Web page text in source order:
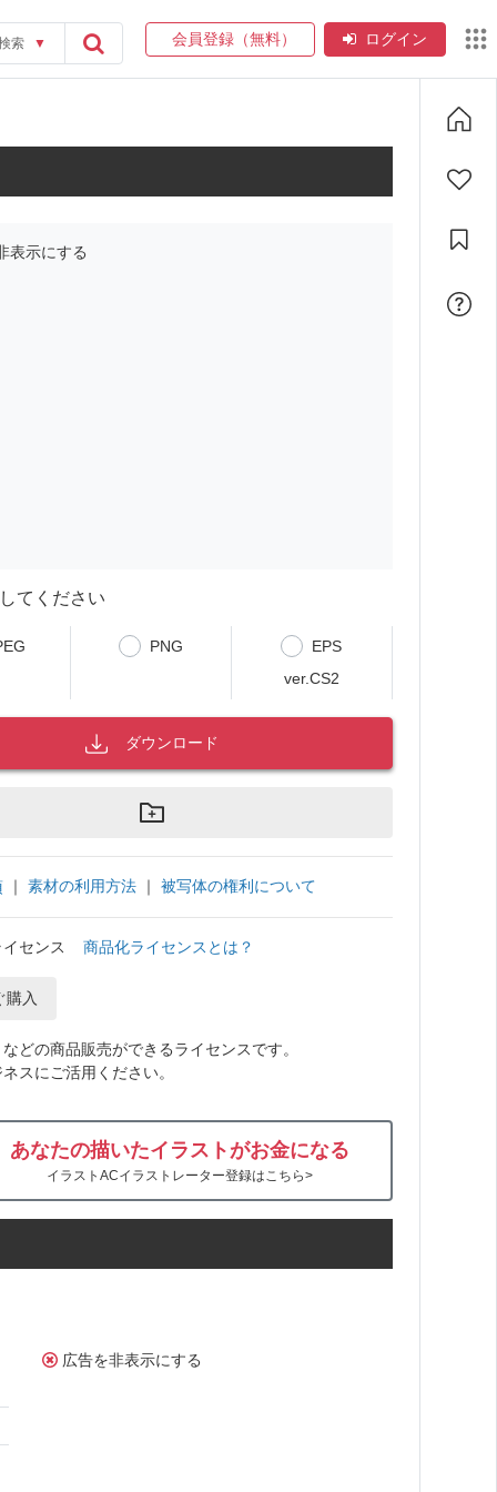
索 ▼ 会員登録（無料） ログイン
表示にする
てください
PNG
EPS
ver.CS2
ダウンロード
｜ 素材の利用方法 ｜ 被写体の権利について
センス 商品化ライセンスとは？
購入
どの商品販売ができるライセンスです。
スにご活用ください。
あなたの描いたイラストがお金になる
イラストACイラストレーター登録はこちら>
広告を非表示にする